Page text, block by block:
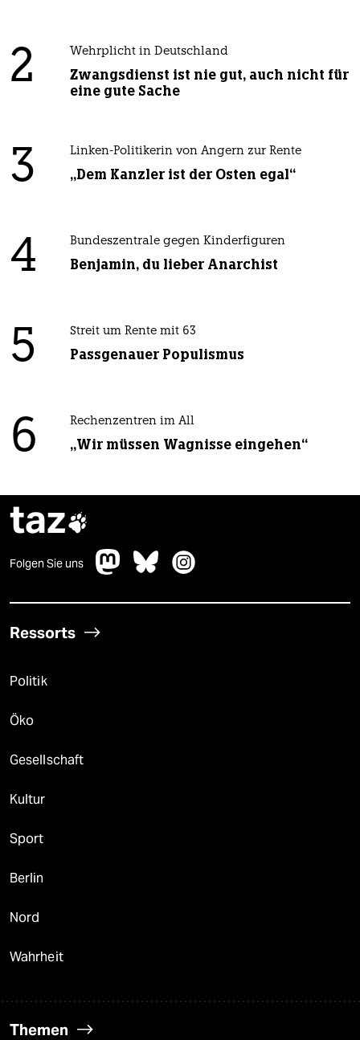
2 Wehrplicht in Deutschland
Zwangsdienst ist nie gut, auch nicht für
eine gute Sache
3 Linken-Politikerin von Angern zur Rente
„Dem Kanzler ist der Osten egal“
4 Bundeszentrale gegen Kinderfiguren
Benjamin, du lieber Anarchist
5 Streit um Rente mit 63
Passgenauer Populismus
6 Rechenzentren im All
„Wir müssen Wagnisse eingehen“
taz
Folgen Sie uns
Ressorts
Politik
Öko
Gesellschaft
Kultur
Sport
Berlin
Nord
Wahrheit
Themen